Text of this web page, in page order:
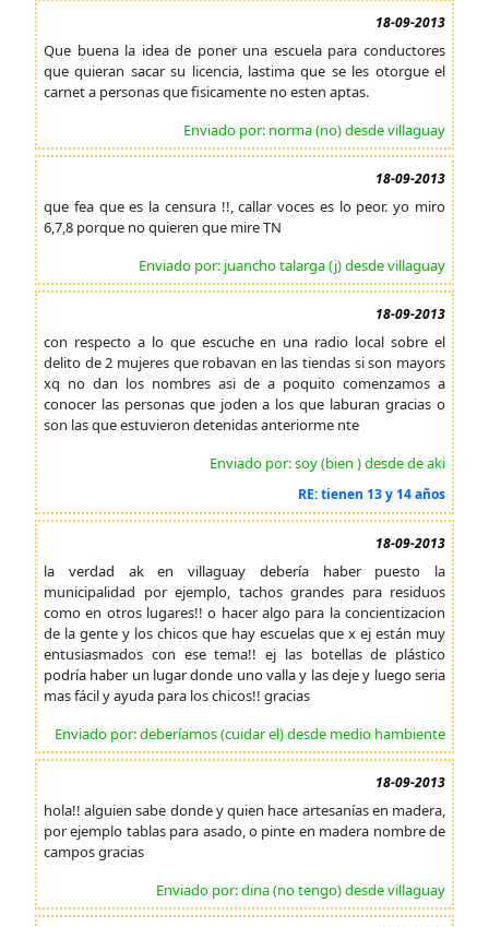
18-09-2013
Que buena la idea de poner una escuela para conductores
que quieran sacar su licencia, lastima que se les otorgue el
carnet a personas que fisicamente no esten aptas.
Enviado por: norma (no) desde villaguay
18-09-2013
que fea que es la censura !!, callar voces es lo peor. yo miro
6,7,8 porque no quieren que mire TN
Enviado por: juancho talarga (j) desde villaguay
18-09-2013
con respecto a lo que escuche en una radio local sobre el
delito de 2 mujeres que robavan en las tiendas si son mayors
xq no dan los nombres asi de a poquito comenzamos a
conocer las personas que joden a los que laburan gracias o
son las que estuvieron detenidas anteriorme nte
Enviado por: soy (bien ) desde de aki
RE: tienen 13 y 14 años
18-09-2013
la verdad ak en villaguay debería haber puesto la
municipalidad por ejemplo, tachos grandes para residuos
como en otros lugares!! o hacer algo para la concientizacion
de la gente y los chicos que hay escuelas que x ej están muy
entusiasmados con ese tema!! ej las botellas de plástico
podría haber un lugar donde uno valla y las deje y luego seria
mas fácil y ayuda para los chicos!! gracias
Enviado por: deberíamos (cuidar el) desde medio hambiente
18-09-2013
hola!! alguien sabe donde y quien hace artesanías en madera,
por ejemplo tablas para asado, o pinte en madera nombre de
campos gracias
Enviado por: dina (no tengo) desde villaguay